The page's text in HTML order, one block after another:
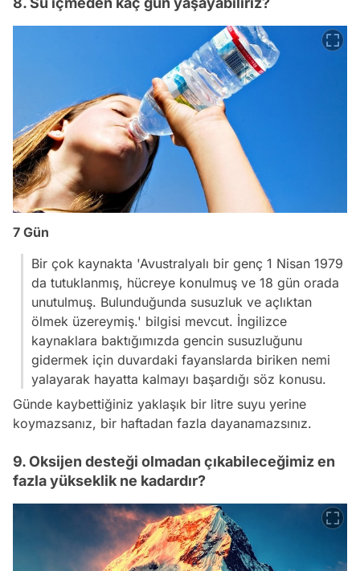
7 Gün
Bir çok kaynakta 'Avustralyalı bir genç 1 Nisan 1979
da tutuklanmış, hücreye konulmuş ve 18 gün orada
unutulmuş. Bulunduğunda susuzluk ve açlıktan
ölmek üzereymiş.' bilgisi mevcut. İngilizce
kaynaklara baktığımızda gencin susuzluğunu
gidermek için duvardaki fayanslarda biriken nemi
yalayarak hayatta kalmayı başardığı söz konusu.
Günde kaybettiğiniz yaklaşık bir litre suyu yerine
koymazsanız, bir haftadan fazla dayanamazsınız.
9. Oksijen desteği olmadan çıkabileceğimiz en
fazla yükseklik ne kadardır?